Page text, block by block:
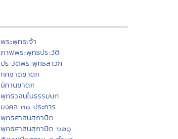
พระพุทธเจ้า
ภาพพระพุทธประวัติ
ประวัติพระพุทธสาวก
ทศชาติชาดก
นิทานชาดก
พุทธวจนในธรรมบท
มงคล ๓๘ ประการ
พุทธศาสนสุภาษิต
พุทธศาสนสุภาษิต ๖๒๑